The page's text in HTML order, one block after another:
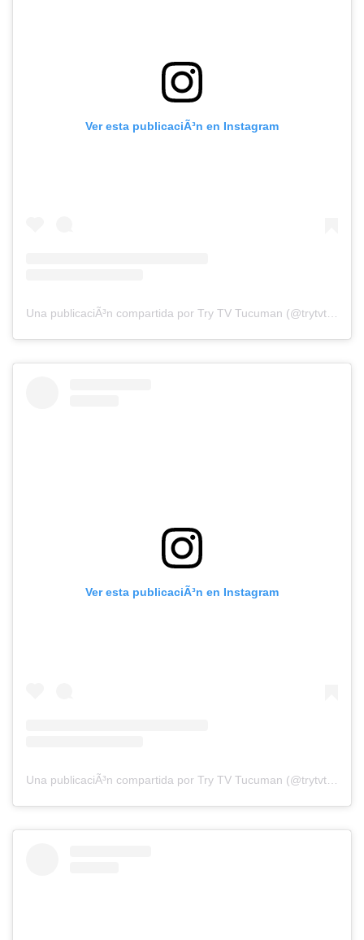
Ver esta publicaciÃ³n en Instagram
Ver esta publicaciÃ³n en Instagram